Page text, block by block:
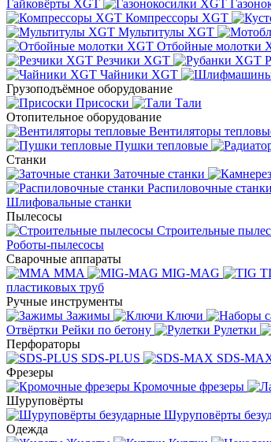
Гайковёрты XGT
Компрессоры XGT
Мультитулы XGT
Отбойные молотки
Резчики XGT
Чайники XGT
Грузоподъёмное оборудование
Присоски
Тали
Отопительное оборудование
Вентиляторы
Пушки тепловые
Станки
Заточные станки
Распиловочные станки
Шлифовальные станки
Пылесосы
Строительные
Роботы-пылесосы
Сварочные аппараты
MMA
MIG-MAG
пластиковых труб
Ручные инструменты
Зажимы
Ключи
Отвёртки Рейки по бетону Рулетки
Перфораторы
SDS-PLUS
SDS-
Фрезеры
Кромочные фрезеры
Шуруповёрты
Шуруповёрты
Одежда